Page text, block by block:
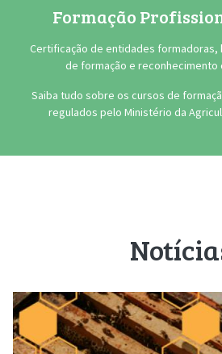
Formação
Certificação de entidades formadoras,
de formação e
Saiba tudo sobre os cursos de
regulados pelo Ministério da